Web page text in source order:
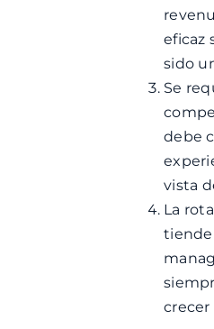
eficaz
sido
Se
debe
vista
La
tiende
crecer